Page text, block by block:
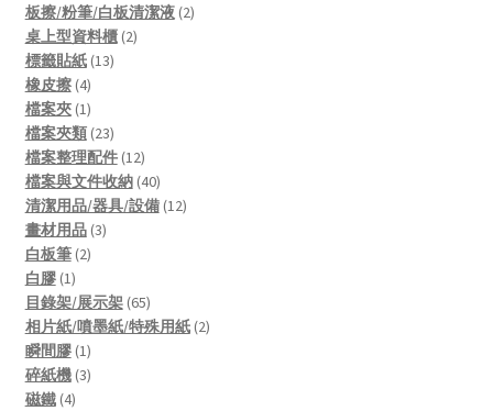
products
板擦/粉筆/白板清潔液 22
桌上型資料櫃 22
標籤貼紙 1313
橡皮擦 44
products
檔案夾 11
product
檔案夾類 2323
products
檔案整理配件 1212
products
檔案與文件收納 4040
products
清潔用品/器具/設備 1212
畫材用品 33
白板筆 22
白膠 11
product
目錄架/展示架 6565
products
相片紙/噴墨紙/特殊用紙 22
瞬間膠 11
product
碎紙機 33
磁鐵 44